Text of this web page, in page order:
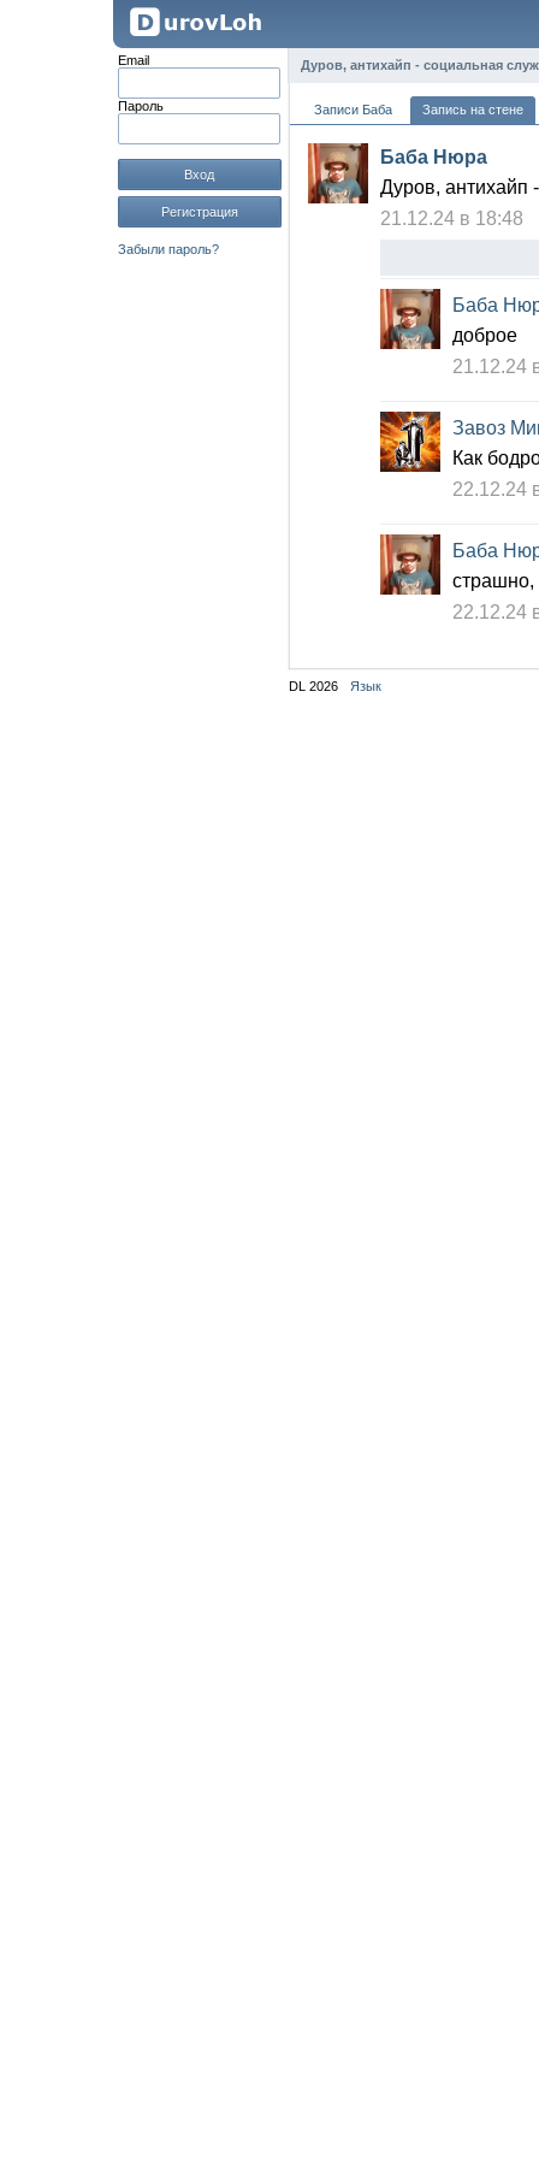
Email
Пароль
Вход
Регистрация
Забыли пароль?
Дуров, антихайп - социальная
Записи Баба Запись на стене
Баба Нюра
Дуров, антихайп
21.12.24 в 18:48
Баба
доброе
21.12.24
Завоз
Как
22.12.24
Баба
страшно,
22.12.24
DL 2026 Язык